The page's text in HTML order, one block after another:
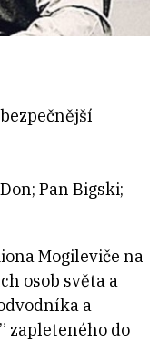
Pan Bigski;
Mogileviče na
osob světa a
a
zapleteného do